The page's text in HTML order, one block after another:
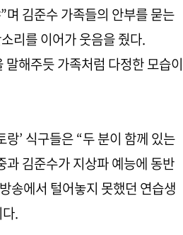
김준수 가족들의 안부를 묻는
리를 이어가 웃음을 줬다.
해주듯 가족처럼 다정한 모습이
’ 식구들은 “두 분이 함께 있는
김준수가 지상파 예능에 동반
송에서 털어놓지 못했던 연습생
.